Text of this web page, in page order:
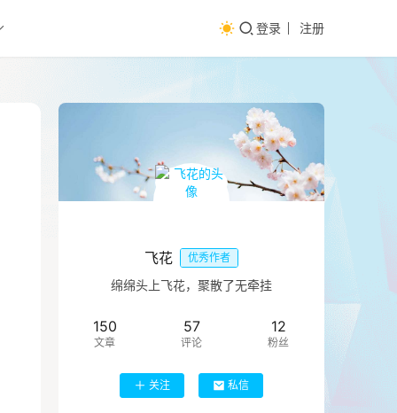
登录 注册
飞花 优秀作者
绵绵头上飞花，聚散了无牵挂
150
文章
57
评论
12
粉丝
关注 私信